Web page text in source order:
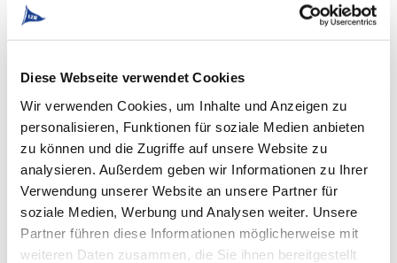
Diese Webseite verwendet Cookies
Wir verwenden Cookies, um Inhalte und Anzeigen zu
personalisieren, Funktionen für soziale Medien anbieten
zu können und die Zugriffe auf unsere Website zu
analysieren. Außerdem geben wir Informationen zu Ihrer
Verwendung unserer Website an unsere Partner für
soziale Medien, Werbung und Analysen weiter. Unsere
Partner führen diese Informationen möglicherweise mit
weiteren Daten zusammen, die Sie ihnen bereitgestellt
Eine Investition in einen modernen Fuhrpark ist ein
Invest in Umwelt und Mitarbeitende Nur ein moderner
Energieeffizienz, Präzision und Schutz vor
Umweltschäden durch auslaufende Betriebs- und
Schmierstoffe. Darüber hinaus...